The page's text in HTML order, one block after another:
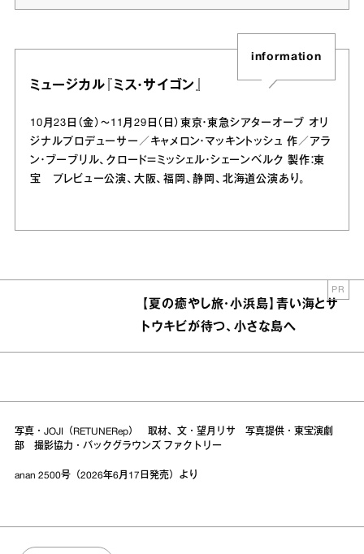
information
ミュージカル『ミス・サイゴン』
10月23日（金）～11月29日（日）東京・東急シアターオーブ オリ
ジナルプロデューサー／キャメロン・マッキントッシュ 作／アラ
ン・ブーブリル、クロード＝ミッシェル・シェーンベルク 製作：東
宝 プレビュー公演、大阪、福岡、静岡、北海道公演あり。
【夏の癒やし旅・小浜島】青い海とサ
トウキビが待つ、小さな島へ
PR
写真・JOJI（RETUNERep） 取材、文・望月リサ 写真提供・東宝演劇
部 撮影協力・バックグラウンズ ファクトリー
anan 2500号（2026年6月17日発売）より